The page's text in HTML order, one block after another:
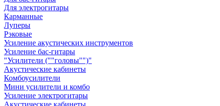
Для электрогитары
Карманные
Луперы
Рэковые
Усиление акустических инструментов
Усиление бас-гитары
"Усилители (""головы"")"
Акустические кабинеты
Комбоусилители
Мини усилители и комбо
Усиление электрогитары
Акустические кабинеты